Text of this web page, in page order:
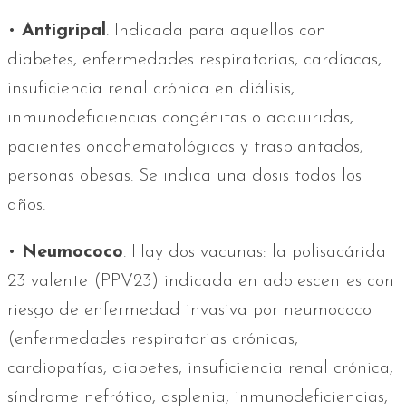
• Antigripal . Indicada para aquellos con
diabetes, enfermedades respiratorias, cardíacas,
insuficiencia renal crónica en diálisis,
inmunodeficiencias congénitas o adquiridas,
pacientes oncohematológicos y trasplantados,
personas obesas. Se indica una dosis todos los
años.
• Neumococo. Hay dos vacunas: la polisacárida
23 valente (PPV23) indicada en adolescentes con
riesgo de enfermedad invasiva por neumococo
(enfermedades respiratorias crónicas,
cardiopatías, diabetes, insuficiencia renal crónica,
síndrome nefrótico, asplenia, inmunodeficiencias,